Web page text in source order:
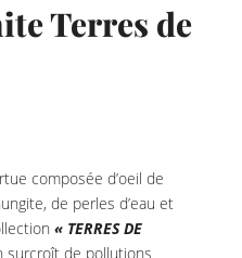
Terres de
composée d’oeil de
de perles d’eau et
« TERRES DE
surcroît de pollutions